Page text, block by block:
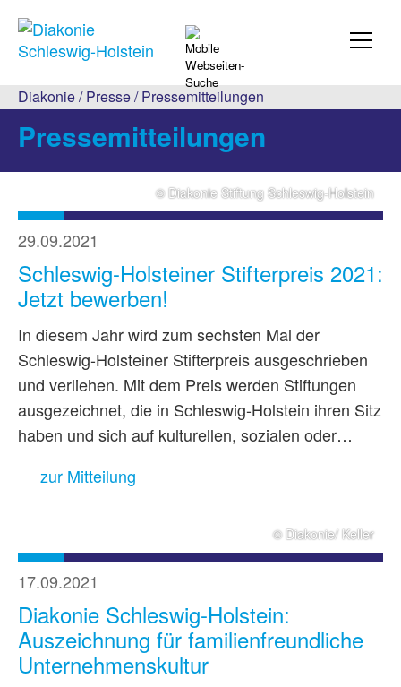
Diakonie/Presse/Pressemitteilungen
Pressemitteilungen
© Diakonie Stiftung Schleswig-Holstein
29.09.2021
Schleswig-Holsteiner Stifterpreis 2021:
Jetzt bewerben!
In diesem Jahr wird zum sechsten Mal der
Schleswig-Holsteiner Stifterpreis ausgeschrieben
und verliehen. Mit dem Preis werden Stiftungen
ausgezeichnet, die in Schleswig-Holstein ihren Sitz
haben und sich auf kulturellen, sozialen oder…
zur Mitteilung
© Diakonie/ Keller
17.09.2021
Diakonie Schleswig-Holstein:
Auszeichnung für familienfreundliche
Unternehmenskultur